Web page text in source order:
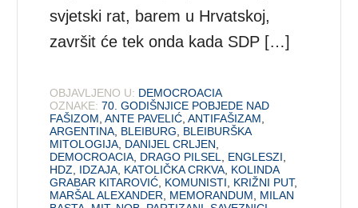
svjetski rat, barem u Hrvatskoj,
završit će tek onda kada SDP […]
OBJAVLJENO U: DEMOCROACIA
OZNAKE: 70. GODIŠNJICE POBJEDE NAD
FAŠIZOM ,ANTE PAVELIĆ ,ANTIFAŠIZAM
ARGENTINA BLEIBURG
BLEIBURŠKA
MITOLOGIJA DANIJEL CRLJEN
DEMOCROACIA DRAGO PILSEL ENGLESZI
HDZ
IDZAJA KATOLIČKA CRKVA KOLINDA
GRABAR KITAROVIĆ KOMUNISTI KRIŽNI PUT,
MARŠAL ALEXANDER
MEMORANDUM
MILAN